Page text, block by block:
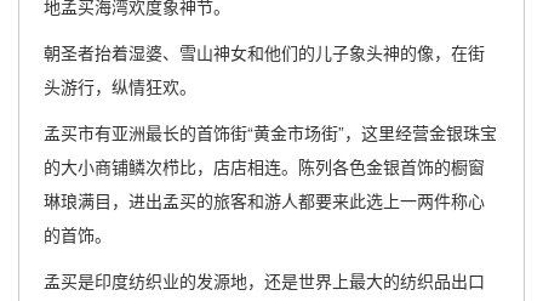
地孟买海湾欢度象神节。
朝圣者抬着湿婆、雪山神女和他们的儿子象头神的像，在街
头游行，纵情狂欢。
孟买市有亚洲最长的首饰街“黄金市场街”，这里经营金银珠宝
的大小商铺鳞次栉比，店店相连。陈列各色金银首饰的橱窗
琳琅满目，进出孟买的旅客和游人都要来此选上一两件称心
的首饰。
孟买是印度纺织业的发源地，还是世界上最大的纺织品出口